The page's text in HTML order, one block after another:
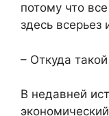
потому что
здесь всерьез
– Откуда
В недавней